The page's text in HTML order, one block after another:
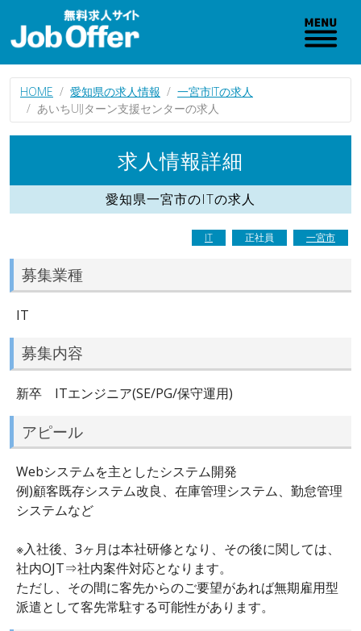
HOME 愛知県の求人情報
一宮市ITの求人
あいちUIJターン支援センターの求人
求人情報詳細
愛知県一宮市のITの求人
IT 正社員 一宮市
募集業種
IT
募集内容
新卒 ITエンジニア(SE/PG/保守運用)
アピール
Webシステムを主としたシステム開発
例)顧客既存システム改良、在庫管理システム、勤怠管理
システムなど
※入社後、3ヶ月は本社研修となり、その後に関しては、
社内OJT⇒社内案件対応となります。
ただし、その間に客先からのご要望があれば無期雇用型
派遣として客先常駐する可能性があります。